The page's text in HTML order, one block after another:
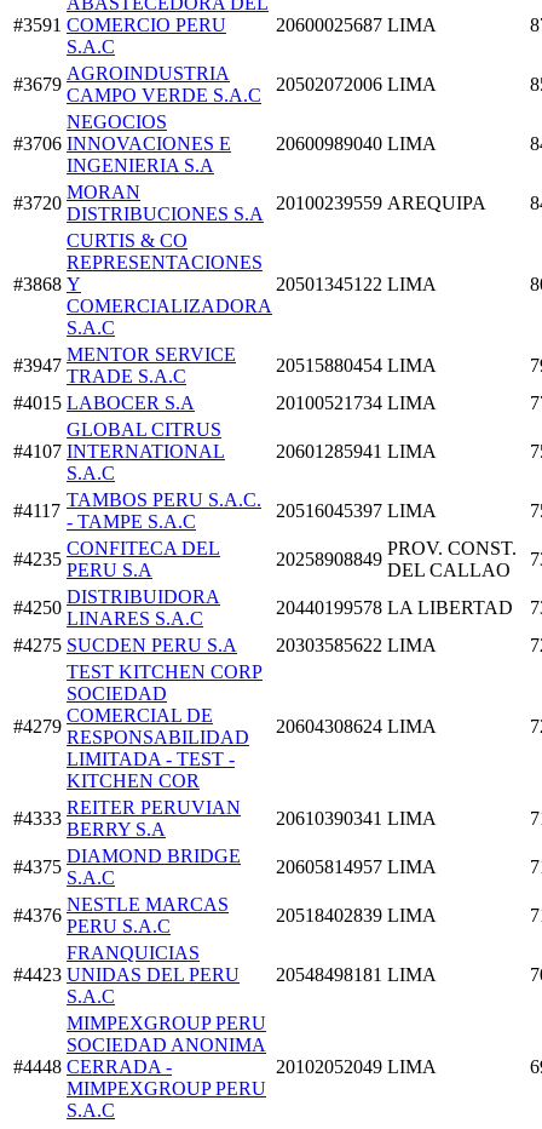
#3591 COMERCIO PERU
S.A.C
20600025687 LIMA
#3679
AGROINDUSTRIA
CAMPO VERDE S.A.C
20502072006 LIMA
#3706
NEGOCIOS
INNOVACIONES E
INGENIERIA S.A
20600989040 LIMA
#3720
MORAN
DISTRIBUCIONES S.A
20100239559 AREQUIPA
#3868
CURTIS & CO
REPRESENTACIONES
Y
COMERCIALIZADORA
S.A.C
20501345122 LIMA
#3947
MENTOR SERVICE
TRADE S.A.C
20515880454 LIMA
#4015 LABOCER S.A 20100521734 LIMA
#4107
GLOBAL CITRUS
INTERNATIONAL
S.A.C
20601285941 LIMA
#4117
TAMBOS PERU S.A.C.
- TAMPE S.A.C
20516045397 LIMA
#4235
CONFITECA DEL
PERU S.A
20258908849
PROV. CONST.
DEL CALLAO
#4250
DISTRIBUIDORA
LINARES S.A.C
20440199578 LA LIBERTAD
#4275 SUCDEN PERU S.A 20303585622 LIMA
#4279
TEST KITCHEN CORP
SOCIEDAD
COMERCIAL DE
RESPONSABILIDAD
LIMITADA - TEST -
KITCHEN COR
20604308624 LIMA
#4333
REITER PERUVIAN
BERRY S.A
20610390341 LIMA
#4375
DIAMOND BRIDGE
S.A.C
20605814957 LIMA
#4376
NESTLE MARCAS
PERU S.A.C
20518402839 LIMA
#4423
FRANQUICIAS
UNIDAS DEL PERU
S.A.C
20548498181 LIMA
#4448
MIMPEXGROUP PERU
SOCIEDAD ANONIMA
CERRADA -
MIMPEXGROUP PERU
S.A.C
20102052049 LIMA